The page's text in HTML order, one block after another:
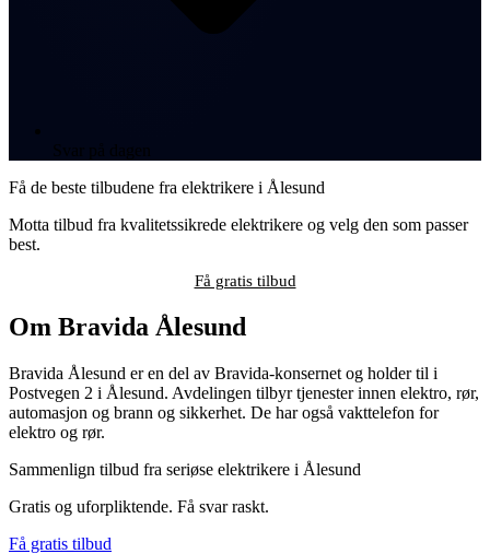
Få de beste tilbudene fra elektrikere i Ålesund
Motta tilbud fra kvalitetssikrede elektrikere og velg den som passer
best.
Få gratis tilbud
Om Bravida Ålesund
Bravida Ålesund er en del av Bravida-konsernet og holder til i
Postvegen 2 i Ålesund. Avdelingen tilbyr tjenester innen elektro, rør,
automasjon og brann og sikkerhet. De har også vakttelefon for
elektro og rør.
Sammenlign tilbud fra seriøse elektrikere i Ålesund
Gratis og uforpliktende. Få svar raskt.
Få gratis tilbud